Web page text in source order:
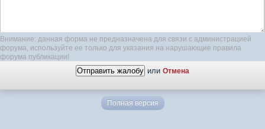
Внимание: данная форма не предназначена для связи с администрацией
форума, используйте ее только для указания на нарушающие правила
форума публикации!
или Отмена
Полная версия